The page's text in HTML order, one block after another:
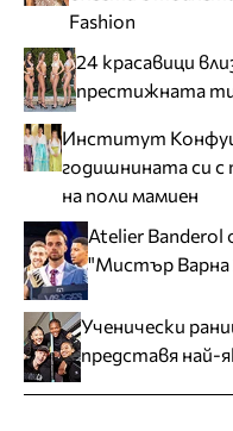
Fashion
24 красавици
престижната
Институт
годишнината си
на поли мамиен
Atelier Banderol
"Мистър Варна
Ученически
представя най-